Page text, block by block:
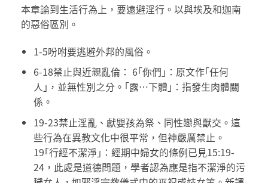
本章論到生活行為上，要遠避淫行。以與埃及和迦南
的惡俗區別。
1-5吩咐要逃避外邦的風俗。
6-18禁止與近親亂倫： 6｢你們｣：原文作｢任何
人｣，並無性別之分。｢露…下體｣：指發生肉體關
係。
19-23禁止淫亂、獻嬰孩為祭、同性戀與獸交。這
些行為在異教文化中很平常，但神嚴厲禁止。
19｢行經不潔淨｣：經期中婦女的條例已見15:19-
24，此處是道德問題，學者認為應是指不潔淨的污